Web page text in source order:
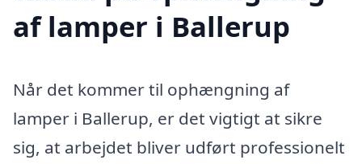
af lamper i Ballerup
Når det kommer til ophængning af
lamper i Ballerup, er det vigtigt at sikre
sig, at arbejdet bliver udført professionelt